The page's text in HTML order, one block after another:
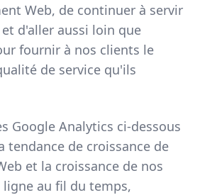
Web, de continuer à servir
d'aller aussi loin que
fournir à nos clients le
de service qu'ils
Google Analytics ci-dessous
tendance de croissance de
et la croissance de nos
ligne au fil du temps,